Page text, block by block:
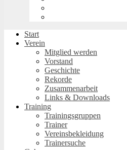
Start
Verein
Mitglied werden
Vorstand
Geschichte
Rekorde
Zusammenarbeit
Links & Downloads
Training
Trainingsgruppen
Trainer
Vereinsbekleidung
Trainersuche